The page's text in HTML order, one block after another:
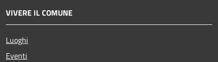
VIVERE IL COMUNE
Luoghi
Eventi